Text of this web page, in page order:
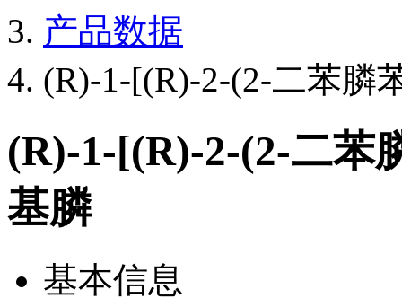
产品数据
(R)-1-[(R)-2-(2-二苯膦
(R)-1-[(R)-2-(2-二苯
基膦
基本信息